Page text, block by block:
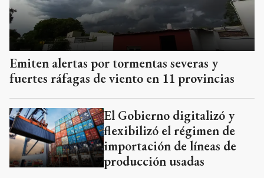
Emiten alertas por tormentas severas y
fuertes ráfagas de viento en 11 provincias
El Gobierno digitalizó y
flexibilizó el régimen de
importación de líneas de
producción usadas